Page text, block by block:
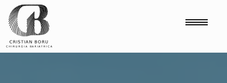
[VIDEO] [EXCLUSIV 360medical.ro ] Dr. Cristian